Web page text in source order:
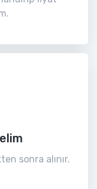
sonra alınır.